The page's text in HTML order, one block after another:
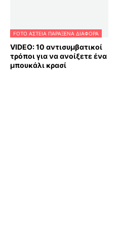
FOTO ΑΣΤΕΙΑ ΠΑΡΑΞΕΝΑ ΔΙΑΦΟΡΑ
VIDEO: 10 αντισυμβατικοί
τρόποι για να ανοίξετε ένα
μπουκάλι κρασί